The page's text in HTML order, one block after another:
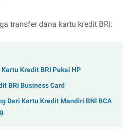
transfer dana kartu kredit BRI:
Kredit BRI Pakai HP
BRI Business Card
Dari Kartu Kredit Mandiri BNI BCA